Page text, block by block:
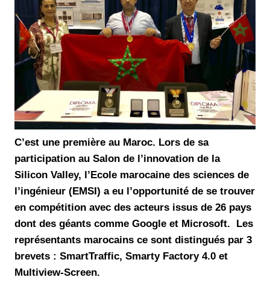
C’est une première au Maroc. Lors de sa
participation au Salon de l’innovation de la
Silicon Valley, l’Ecole marocaine des sciences de
l’ingénieur (EMSI) a eu l’opportunité de se trouver
en compétition avec des acteurs issus de 26 pays
dont des géants comme Google et Microsoft. Les
représentants marocains ce sont distingués par 3
brevets : SmartTraffic, Smarty Factory 4.0 et
Multiview-Screen.